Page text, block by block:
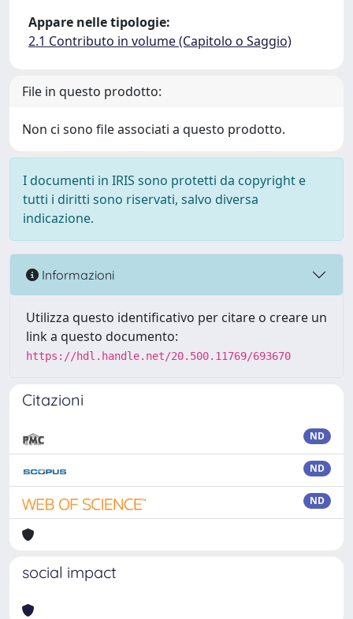
Appare nelle tipologie:
2.1 Contributo in volume (Capitolo o Saggio)
File in questo prodotto:
Non ci sono file associati a questo prodotto.
I documenti in IRIS sono protetti da copyright e
tutti i diritti sono riservati, salvo diversa
indicazione.
Informazioni
Utilizza questo identificativo per citare o creare un
link a questo documento:
https://hdl.handle.net/20.500.11769/693670
Citazioni
ND
ND
ND
social impact